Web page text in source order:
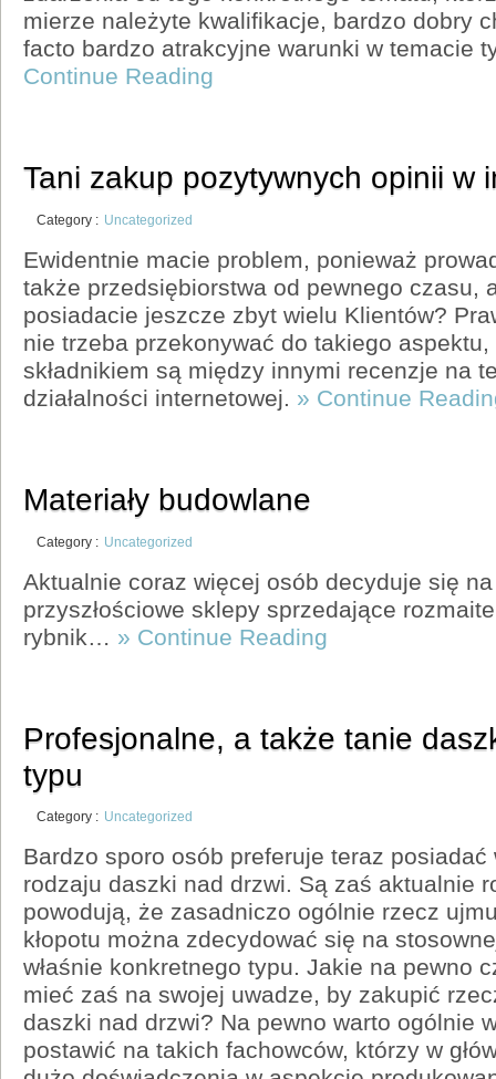
mierze należyte kwalifikacje, bardzo dobry
facto bardzo atrakcyjne warunki w temacie
Continue Reading
Tani zakup pozytywnych opinii w
Category : Uncategorized
Ewidentnie macie problem, ponieważ
także przedsiębiorstwa od pewnego czasu,
posiadacie jeszcze zbyt wielu Klientów?
nie trzeba przekonywać do takiego
składnikiem są między innymi recenzje na
działalności internetowej. » Continue
Materiały budowlane
Category : Uncategorized
Aktualnie coraz więcej osób decyduje się
przyszłościowe sklepy sprzedające
rybnik… » Continue Reading
Profesjonalne, a także tanie
typu
Category : Uncategorized
Bardzo sporo osób preferuje teraz posiadać
rodzaju daszki nad drzwi. Są zaś aktualnie
powodują, że zasadniczo ogólnie rzecz
kłopotu można zdecydować się na
właśnie konkretnego typu. Jakie na pewno
mieć zaś na swojej uwadze, by zakupić
daszki nad drzwi? Na pewno warto ogólnie
postawić na takich fachowców, którzy w